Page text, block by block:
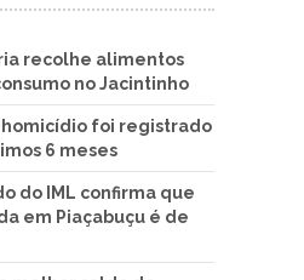
recolhe alimentos
no Jacintinho
homicídio foi registrado
6 meses
do IML confirma que
em Piaçabuçu é de